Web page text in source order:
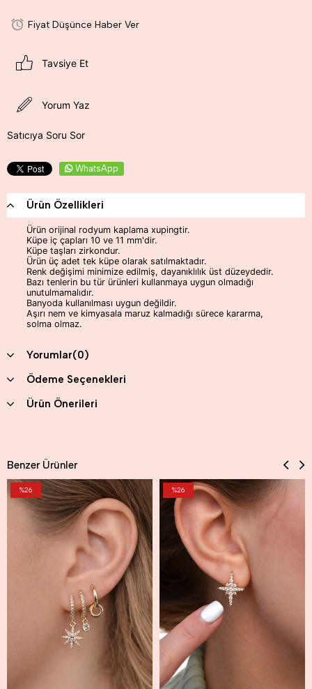
Fiyat Düşünce Haber Ver
Tavsiye Et
Yorum Yaz
Satıcıya Soru Sor
WhatsApp
Ürün Özellikleri
Ürün orijinal rodyum kaplama xupingtir.
Küpe iç çapları 10 ve 11 mm'dir.
Küpe taşları zirkondur.
Ürün üç adet tek küpe olarak satılmaktadır.
Renk değişimi minimize edilmiş, dayanıklılık üst düzeydedir.
Bazı tenlerin bu tür ürünleri kullanmaya uygun olmadığı
unutulmamalıdır.
Banyoda kullanılması uygun değildir.
Aşırı nem ve kimyasala maruz kalmadığı sürece kararma,
solma olmaz.
Yorumlar(0)
Ödeme Seçenekleri
Ürün Önerileri
Benzer Ürünler
%26 %26